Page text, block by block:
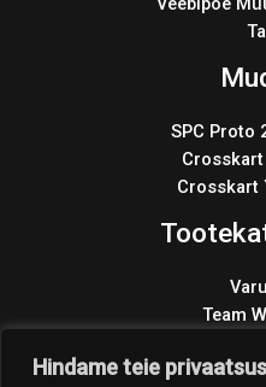
Hindame teie
SPC Proto
Crosskart
Team
Products
search